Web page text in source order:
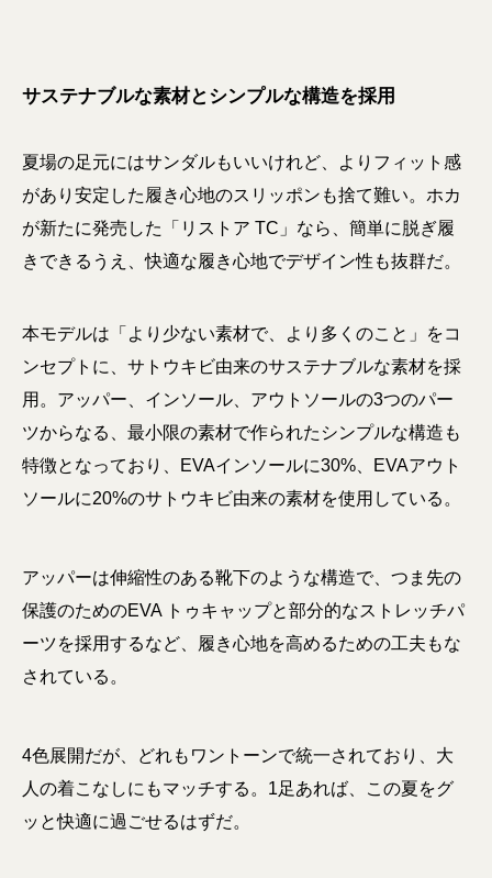
サステナブルな素材とシンプルな構造を採用
夏場の足元にはサンダルもいいけれど、よりフィット感
があり安定した履き心地のスリッポンも捨て難い。ホカ
が新たに発売した「リストア TC」なら、簡単に脱ぎ履
きできるうえ、快適な履き心地でデザイン性も抜群だ。
本モデルは「より少ない素材で、より多くのこと」をコ
ンセプトに、サトウキビ由来のサステナブルな素材を採
用。アッパー、インソール、アウトソールの3つのパー
ツからなる、最小限の素材で作られたシンプルな構造も
特徴となっており、EVAインソールに30%、EVAアウト
ソールに20%のサトウキビ由来の素材を使用している。
アッパーは伸縮性のある靴下のような構造で、つま先の
保護のためのEVA トゥキャップと部分的なストレッチパ
ーツを採用するなど、履き心地を高めるための工夫もな
されている。
4色展開だが、どれもワントーンで統一されており、大
人の着こなしにもマッチする。1足あれば、この夏をグ
ッと快適に過ごせるはずだ。